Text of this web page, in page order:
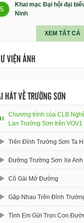
5
Khai mạc Đại hội đại
Ninh
XEM TẤT CẢ
VIỆN ẢNH
HÁT VỀ TRƯỜNG SƠN
Chương trình của CLB
Lan Trường Sơn trên VOV1
Trên Đỉnh Trường Sơn Ta
Đường Trường Sơn Xe Anh
Cô Gái Mở Đường
Gặp Nhau Trên Đỉnh
Tình Em Gửi Trọn Con